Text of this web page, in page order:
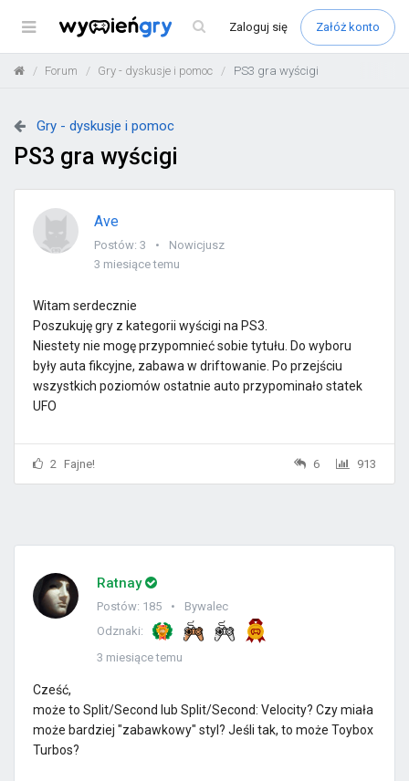
Menu Zaloguj się Załóż konto
Forum Gry - dyskusje i pomoc PS3 gra wyścigi
Gry - dyskusje i pomoc
PS3 gra wyścigi
Ave
Postów: 3
Nowicjusz
3 miesiące temu
Witam serdecznie
Poszukuję gry z kategorii wyścigi na PS3.
Niestety nie mogę przypomnieć sobie tytułu. Do wyboru
były auta fikcyjne, zabawa w driftowanie. Po przejściu
wszystkich poziomów ostatnie auto przypominało statek
UFO
2 Fajne! 6 913
Ratnay
Postów: 185
Bywalec
Odznaki:
3 miesiące temu
Cześć,
może to Split/Second lub Split/Second: Velocity? Czy miała
może bardziej "zabawkowy" styl? Jeśli tak, to może Toybox
Turbos?